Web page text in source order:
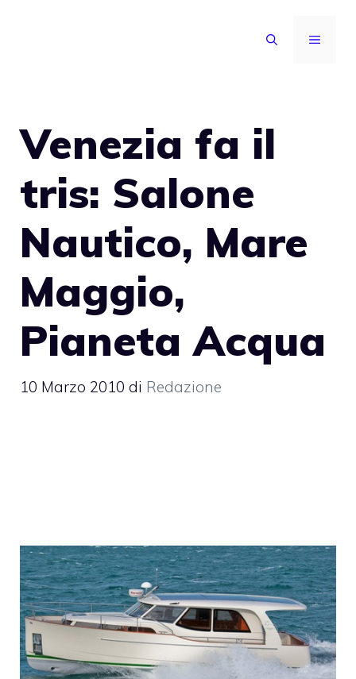
MENU
Venezia fa il
tris: Salone
Nautico, Mare
Maggio,
Pianeta Acqua
10 Marzo 2010 di Redazione